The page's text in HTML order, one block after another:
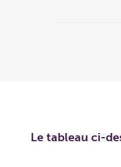
Le tableau ci-